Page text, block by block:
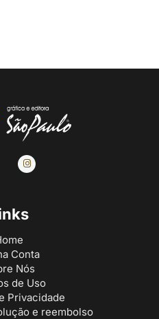
Conta
Nós
de Uso
Privacidade
e reembolso